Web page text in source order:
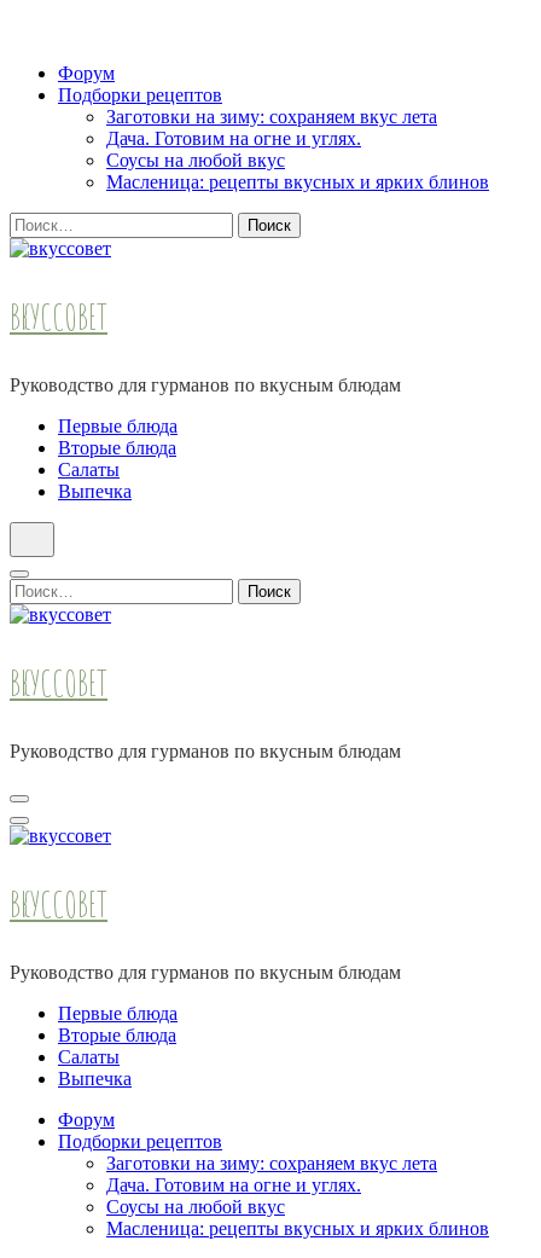
Skip
Форум
Подборки рецептов
Заготовки на зиму: сохраняем вкус лета
Дача. Готовим на огне и углях.
Соусы на любой вкус
Масленица: рецепты вкусных и ярких блинов
Найти:
ВКУССОВЕТ
Руководство для гурманов по вкусным блюдам
Первые блюда
Вторые блюда
Салаты
Выпечка
Найти:
ВКУССОВЕТ
Руководство для гурманов по вкусным блюдам
ВКУССОВЕТ
Руководство для гурманов по вкусным блюдам
Первые блюда
Вторые блюда
Салаты
Выпечка
Форум
Подборки рецептов
Заготовки на зиму: сохраняем вкус лета
Дача. Готовим на огне и углях.
Соусы на любой вкус
Масленица: рецепты вкусных и ярких блинов